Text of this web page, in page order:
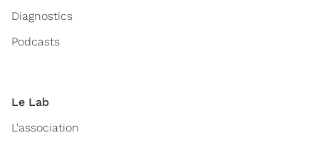
Diagnostics
Podcasts
Le Lab
L'association